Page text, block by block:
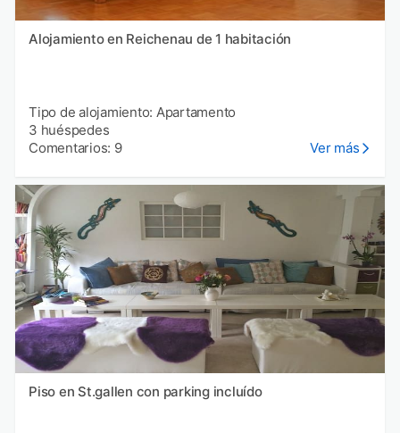
Alojamiento en Reichenau de 1 habitación
Tipo de alojamiento: Apartamento
3 huéspedes
Comentarios: 9
Ver más
Piso en St.gallen con parking incluído